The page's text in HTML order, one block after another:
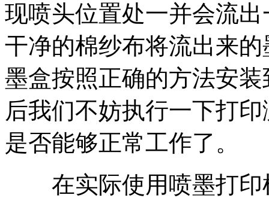
现喷头位置处一并会流
干净的棉纱布将流出来
墨盒按照正确的方法安
后我们不妨执行一下打
是否能够正常工作了。
在实际使用喷墨打印